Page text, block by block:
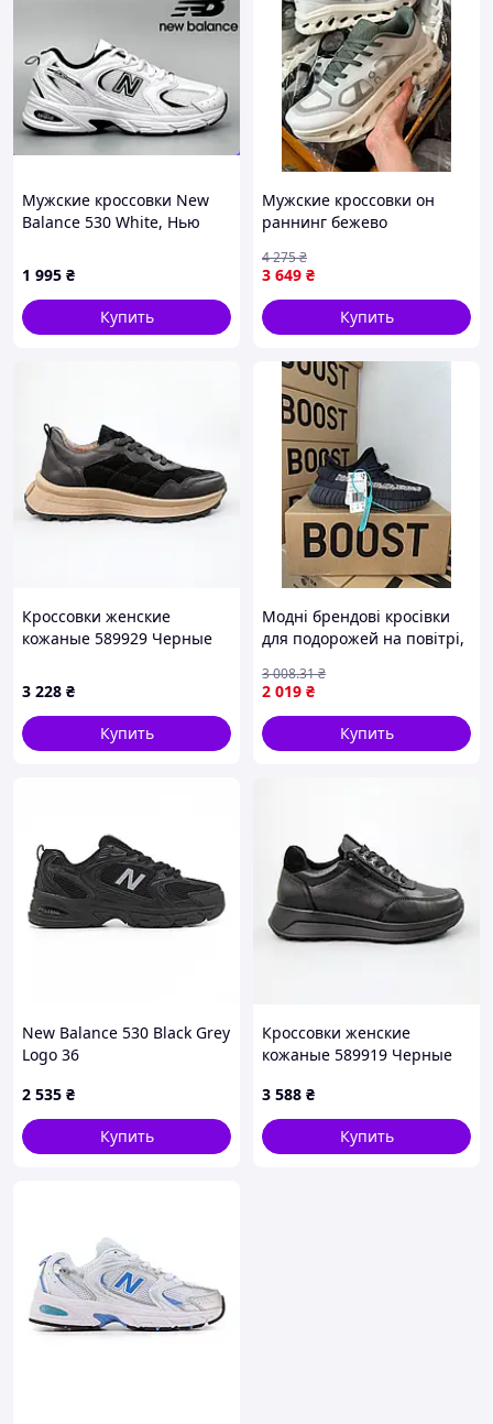
Мужские кроссовки New
Balance 530 White, Нью
см)
1 995 ₴
Купить
Мужские кроссовки он
раннинг бежево
Cloudtilt Remix Seli
Чоловічі кросівки он
раннінг бежево оливкові
3 649 ₴
4 275₴
Купить
Кроссовки женские
кожаные 589929 Черные
3 228 ₴
Купить
Модні брендові кросівки
для подорожей на повітрі,
РЕФЛЕКТИВНА ПОЛОСА 36
2 019 ₴
3 008.31₴
Купить
New Balance 530 Black Grey
Logo 36
2 535 ₴
Купить
Кроссовки женские
кожаные 589919 Черные
3 588 ₴
Купить